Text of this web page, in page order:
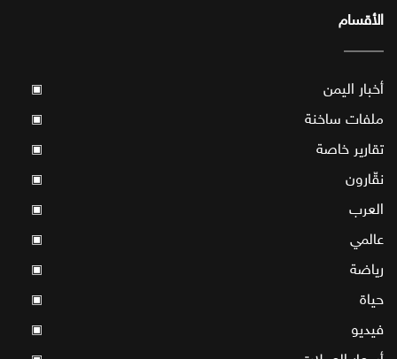
الأقسام
أخبار اليمن ▣
ملفات ساخنة ▣
تقارير خاصة ▣
نقّارون ▣
العرب ▣
عالمي ▣
رياضة ▣
حياة ▣
فيديو ▣